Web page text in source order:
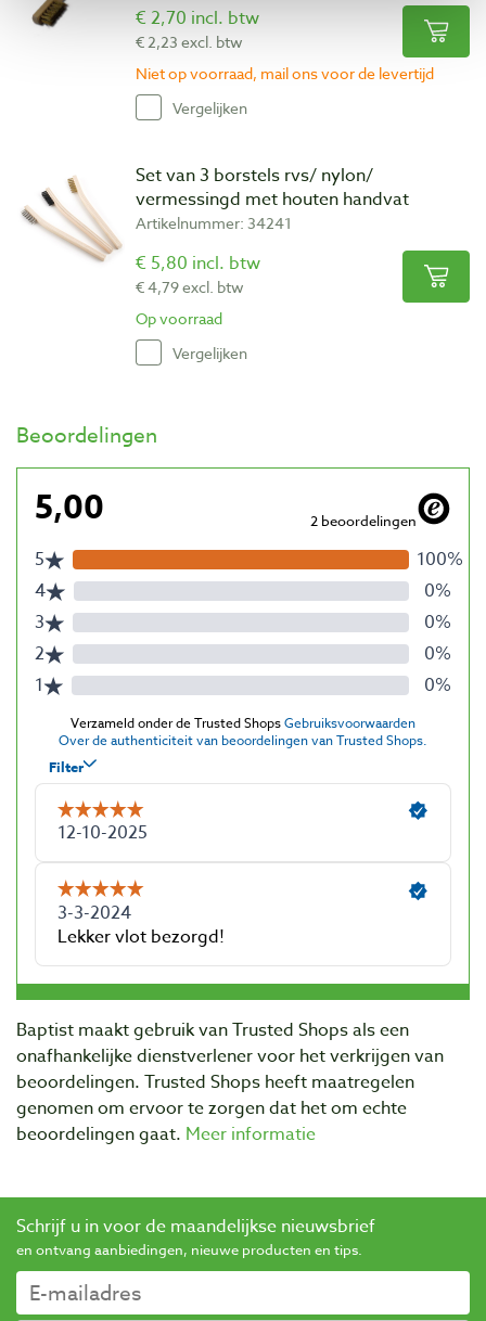
€ 2,70 incl. btw
€ 2,23 excl. btw
Niet op voorraad, mail ons voor de levertijd
Vergelijken
Set van 3 borstels rvs/ nylon/
vermessingd met houten handvat
Artikelnummer: 34241
€ 5,80 incl. btw
€ 4,79 excl. btw
Op voorraad
Vergelijken
Beoordelingen
Baptist maakt gebruik van Trusted Shops als een
onafhankelijke dienstverlener voor het verkrijgen van
beoordelingen. Trusted Shops heeft maatregelen
genomen om ervoor te zorgen dat het om echte
beoordelingen gaat. Meer informatie
Schrijf u in voor de maandelijkse nieuwsbrief
en ontvang aanbiedingen, nieuwe producten en tips.